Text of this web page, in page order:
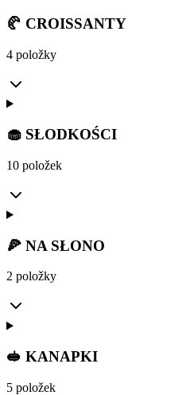
🥐 CROISSANTY
4 položky
🧁 SŁODKOŚCI
10 položek
🍕 NA SŁONO
2 položky
🥪 KANAPKI
5 položek